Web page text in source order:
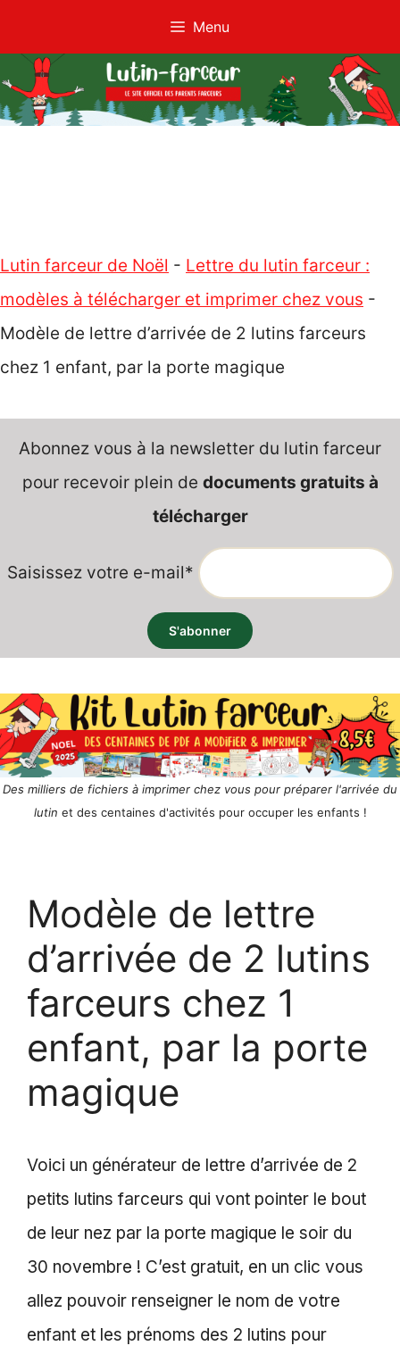
au
contenu
Menu
Lutin farceur de Noël - Lettre du lutin farceur :
modèles à télécharger et imprimer chez vous -
Modèle de lettre d’arrivée de 2 lutins farceurs
chez 1 enfant, par la porte magique
Abonnez vous à la newsletter du lutin farceur
pour recevoir plein de documents gratuits à
télécharger
Saisissez votre e-mail*
Des milliers de fichiers à imprimer chez vous pour préparer l'arrivée du
lutin et des centaines d'activités pour occuper les enfants !
Modèle de lettre
d’arrivée de 2 lutins
farceurs chez 1
enfant, par la porte
magique
Voici un générateur de lettre d’arrivée de 2
petits lutins farceurs qui vont pointer le bout
de leur nez par la porte magique le soir du
30 novembre ! C’est gratuit, en un clic vous
allez pouvoir renseigner le nom de votre
enfant et les prénoms des 2 lutins pour